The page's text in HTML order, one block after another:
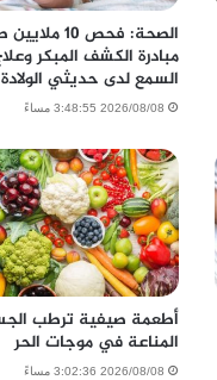
الصحة: فحص
مبادرة الكشف المبكر
السمع لدى حديثي الولادة
2026/08/08 3:48:55 مساءً
أطعمة صيفية ترطب
المناعة في موجات الحر
2026/08/08 3:02:36 مساءً